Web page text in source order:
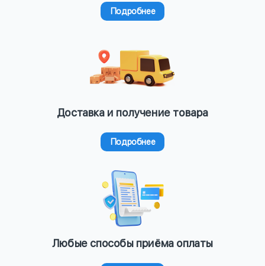
Подробнее
Доставка и получение товара
Подробнее
Любые способы приёма оплаты